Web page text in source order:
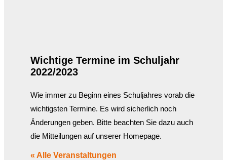
Wichtige Termine im Schuljahr
2022/2023
Wie immer zu Beginn eines Schuljahres vorab die
wichtigsten Termine. Es wird sicherlich noch
Änderungen geben. Bitte beachten Sie dazu auch
die Mitteilungen auf unserer Homepage.
« Alle Veranstaltungen